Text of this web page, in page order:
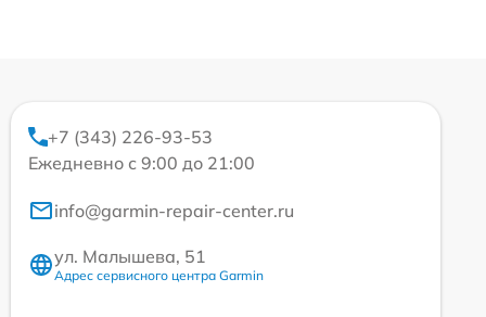
+7 (343) 226-93-53
Ежедневно с 9:00 до 21:00
info@garmin-repair-center.ru
ул. Малышева, 51
Адрес сервисного центра Garmin